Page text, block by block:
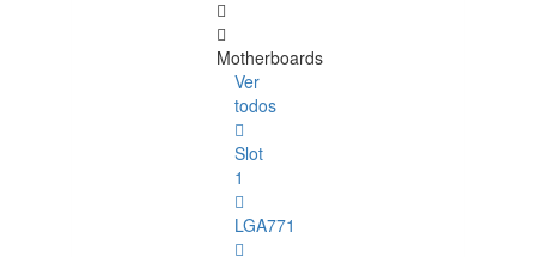
Motherboards
Ver
todos
Slot
1
LGA771